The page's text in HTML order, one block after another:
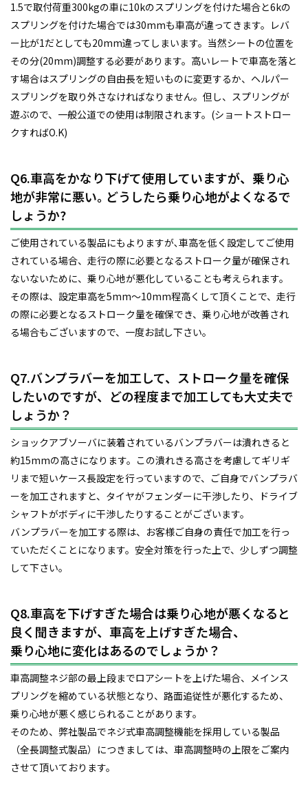
1.5で取付荷重300kgの車に10kのスプリングを付けた場合と6kの
スプリングを付けた場合では30mmも車高が違ってきます。レバ
ー比が1だとしても20mm違ってしまいます。当然シートの位置を
その分(20mm)調整する必要があります。高いレートで車高を落と
す場合はスプリングの自由長を短いものに変更するか、ヘルパー
スプリングを取り外さなければなりません。但し、スプリングが
遊ぶので、一般公道での使用は制限されます。(ショートストロー
クすればO.K)
Q6.車高をかなり下げて使用していますが、乗り心
地が非常に悪い｡ どうしたら乗り心地がよくなるで
しょうか?
ご使用されている製品にもよりますが､車高を低く設定してご使用
されている場合、走行の際に必要となるストローク量が確保され
ないないために、乗り心地が悪化していることも考えられます。
その際は、設定車高を5mm～10mm程高くして頂くことで、走行
の際に必要となるストローク量を確保でき、乗り心地が改善され
る場合もございますので、一度お試し下さい。
Q7.バンプラバーを加工して、ストローク量を確保
したいのですが、どの程度まで加工しても大丈夫で
しょうか？
ショックアブソーバに装着されているバンプラバーは潰れきると
約15mmの高さになります。この潰れきる高さを考慮してギリギ
リまで短いケース長設定を行っていますので、ご自身でバンプラバ
ーを加工されますと、タイヤがフェンダーに干渉したり、ドライブ
シャフトがボディに干渉したりすることがございます。
バンプラバーを加工する際は、お客様ご自身の責任で加工を行っ
ていただくことになります。安全対策を行った上で、少しずつ調整
して下さい。
Q8.車高を下げすぎた場合は乗り心地が悪くなると
良く聞きますが、車高を上げすぎた場合、
乗り心地に変化はあるのでしょうか？
車高調整ネジ部の最上段までロアシートを上げた場合、メインス
プリングを縮めている状態となり、路面追従性が悪化するため、
乗り心地が悪く感じられることがあります。
そのため、弊社製品でネジ式車高調整機能を採用している製品
（全長調整式製品）につきましては、車高調整時の上限をご案内
させて頂いております。